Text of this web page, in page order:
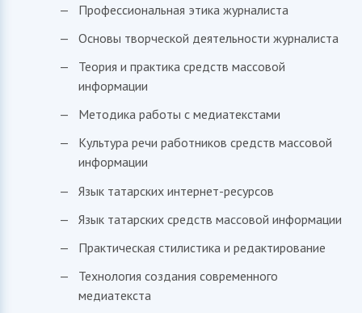
Профессиональная этика журналиста
Основы творческой деятельности журналиста
Теория и практика средств массовой
информации
Методика работы с медиатекстами
Культура речи работников средств массовой
информации
Язык татарских интернет-ресурсов
Язык татарских средств массовой информации
Практическая стилистика и редактирование
Технология создания современного
медиатекста